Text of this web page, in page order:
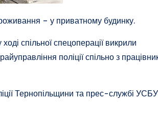
– у приватному будинку.
спільної спецоперації викрили
поліції спільно з
Тернопільщини та прес-службі